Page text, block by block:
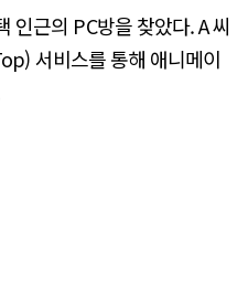
인근의 PC방을 찾았다. A 씨
서비스를 통해 애니메이